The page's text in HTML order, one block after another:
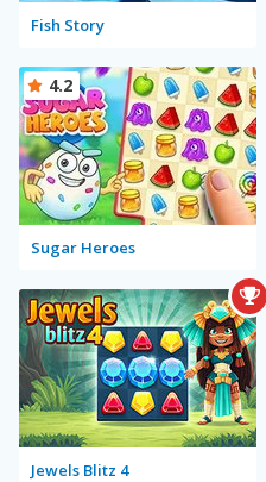
Fish Story
Sugar Heroes
4.2
Jewels Blitz 4